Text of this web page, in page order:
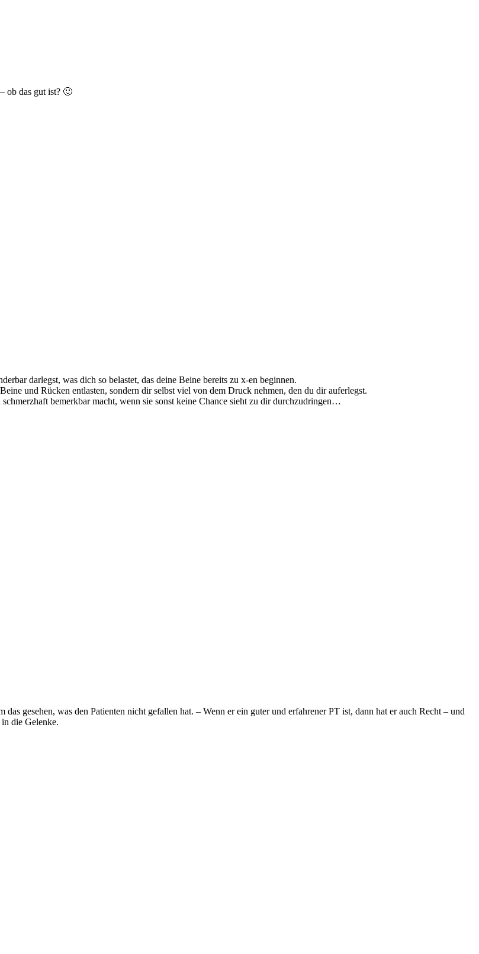
ob das gut ist? 🙂
darlegst, was dich so belastet, das deine Beine bereits zu x-en beginnen.
und Rücken entlasten, sondern dir selbst viel von dem Druck nehmen, den du dir auferlegst.
bemerkbar macht, wenn sie sonst keine Chance sieht zu dir durchzudringen…
gesehen, was den Patienten nicht gefallen hat. – Wenn er ein guter und erfahrener PT ist, dann hat er auch Recht – und
die Gelenke.